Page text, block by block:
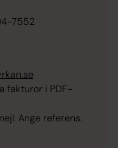
7552
fakturor i PDF-
Ange referens.